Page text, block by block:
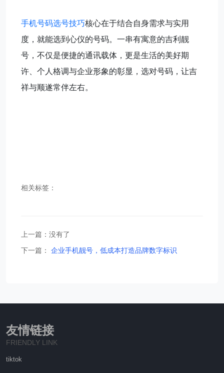
手机号码选号技巧核心在于结合自身需求与实用
度，就能选到心仪的号码。一串有寓意的吉利靓
号，不仅是便捷的通讯载体，更是生活的美好期
许、个人格调与企业形象的彰显，选对号码，让吉
祥与顺遂常伴左右。
相关标签：
上一篇：没有了
下一篇：
企业手机靓号，低成本打造品牌数字标识
友情链接
FRIENDLY LINK
tiktok